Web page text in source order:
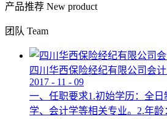
产品推荐 New product
团队 Team
四川华西保险经纪有限公司会
2017 - 11 - 09
一、任职要求1.初始学历：全
学、会计学等相关专业。2.年